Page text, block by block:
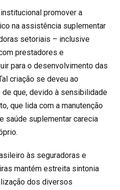
promover a
na assistência suplementar
setoriais – inclusive
prestadores e
para o desenvolvimento das
criação se deveu ao
que, devido à sensibilidade
que lida com a manutenção
saúde suplementar carecia
às seguradoras e
mantém estreita sintonia
dos diversos